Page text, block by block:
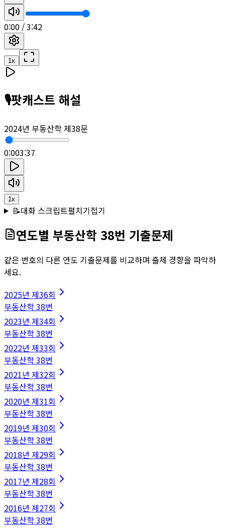
0:00 /3:42
1x
🎙️팟캐스트 해설
2024년 부동산학 제38문
0:003:37
1x
📝대화 스크립트펼치기접기
연도별 부동산학 38번 기출문제
같은 번호의 다른 연도 기출문제를 비교하며 출제 경향을 파악하
세요.
2025년 제36회
부동산학38번
2023년 제34회
부동산학38번
2022년 제33회
부동산학38번
2021년 제32회
부동산학38번
2020년 제31회
부동산학38번
2019년 제30회
부동산학38번
2018년 제29회
부동산학38번
2017년 제28회
부동산학38번
2016년 제27회
부동산학38번